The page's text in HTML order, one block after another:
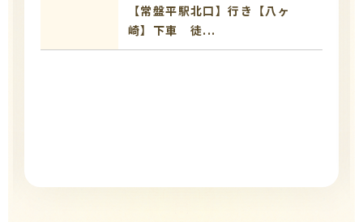
【常盤平駅北口】行き【八ヶ
崎】下車 徒...